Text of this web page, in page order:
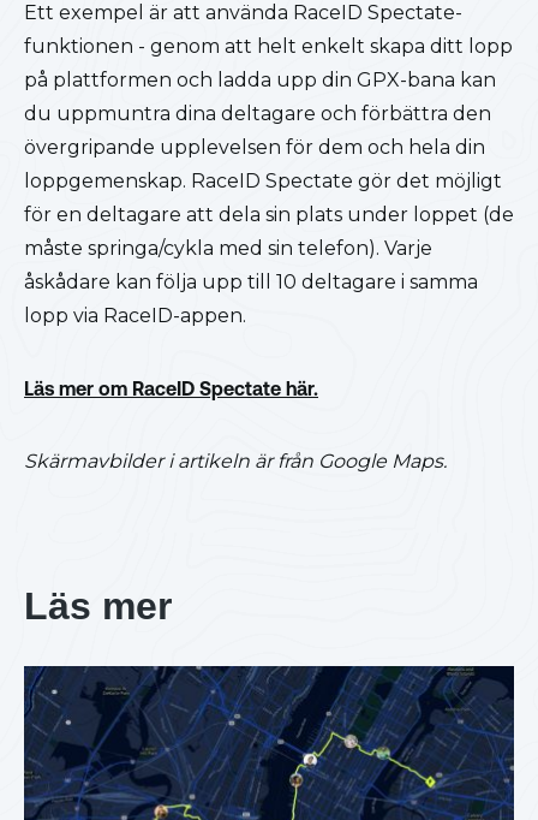
Ett exempel är att använda RaceID Spectate-
funktionen - genom att helt enkelt skapa ditt lopp
på plattformen och ladda upp din GPX-bana kan
du uppmuntra dina deltagare och förbättra den
övergripande upplevelsen för dem och hela din
loppgemenskap. RaceID Spectate gör det möjligt
för en deltagare att dela sin plats under loppet (de
måste springa/cykla med sin telefon). Varje
åskådare kan följa upp till 10 deltagare i samma
lopp via RaceID-appen.
Läs mer om RaceID Spectate här.
Skärmavbilder i artikeln är från Google Maps.
Läs mer